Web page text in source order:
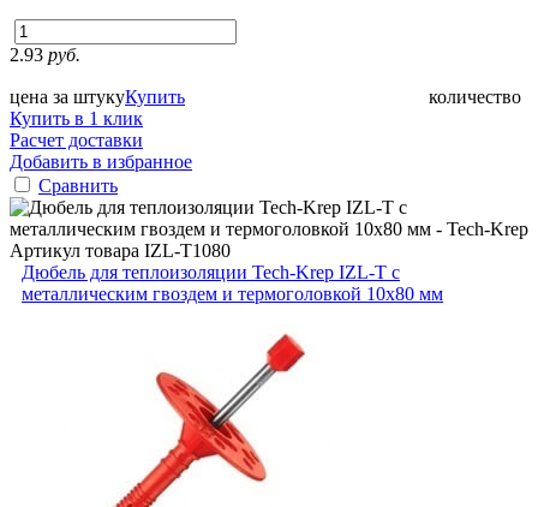
2.93 руб.
цена за штуку количество
Купить
Купить в 1 клик
Расчет доставки
Добавить в избранное
Сравнить
Артикул товара IZL-T1080
Дюбель для теплоизоляции Tech-Krep IZL-T с
металлическим гвоздем и термоголовкой 10х80 мм